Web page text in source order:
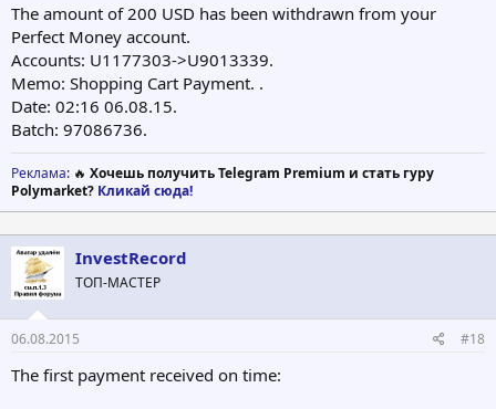
The amount of 200 USD has been withdrawn from your
Perfect Money account.
Accounts: U1177303->U9013339.
Memo: Shopping Cart Payment. .
Date: 02:16 06.08.15.
Batch: 97086736.
Реклама: 🔥 Хочешь получить Telegram Premium и стать гуру
Polymarket? Кликай сюда!
InvestRecord
ТОП-МАСТЕР
06.08.2015 #18
The first payment received on time: